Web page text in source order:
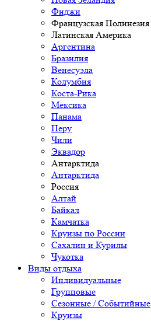
Фиджи
Французская Полинезия
Латинская Америка
Аргентина
Бразилия
Венесуэла
Колумбия
Коста-Рика
Мексика
Панама
Перу
Чили
Эквадор
Антарктида
Антарктида
Россия
Алтай
Байкал
Камчатка
Круизы по России
Сахалин и Курилы
Чукотка
Виды отдыха
Индивидуальные
Групповые
Сезонные / Событийные
Круизы